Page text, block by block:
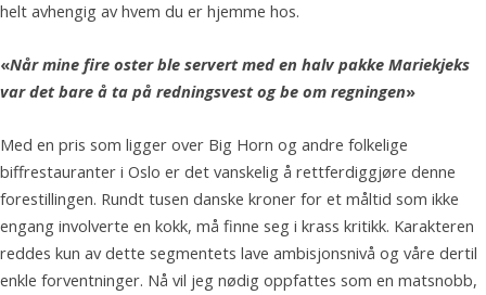
helt avhengig av hvem du er hjemme hos.
«Når mine fire oster ble servert med en halv pakke Mariekjeks
var det bare å ta på redningsvest og be om regningen»
Med en pris som ligger over Big Horn og andre folkelige
biffrestauranter i Oslo er det vanskelig å rettferdiggjøre denne
forestillingen. Rundt tusen danske kroner for et måltid som ikke
engang involverte en kokk, må finne seg i krass kritikk. Karakteren
reddes kun av dette segmentets lave ambisjonsnivå og våre dertil
enkle forventninger. Nå vil jeg nødig oppfattes som en matsnobb,